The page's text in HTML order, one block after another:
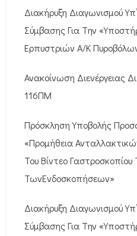
Διακήρυξη Διαγωνισμού
Σύμβασης Για Την
Ερπυστριών Α/Κ
Ανακοίνωση Διενέργειας
116ΠΜ
Πρόσκληση Υποβολής
«Προμήθεια
Του Βίντεο
ΤωνΕνδοσκοπήσεων»
Διακήρυξη Διαγωνισμού
Σύμβασης Για Την